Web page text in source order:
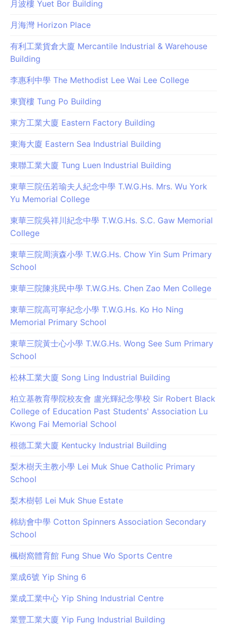
月波樓 Yuet Bor Building
月海灣 Horizon Place
有利工業貨倉大廈 Mercantile Industrial & Warehouse
Building
李惠利中學 The Methodist Lee Wai Lee College
東寶樓 Tung Po Building
東方工業大廈 Eastern Factory Building
東海大廈 Eastern Sea Industrial Building
東聯工業大廈 Tung Luen Industrial Building
東華三院伍若瑜夫人紀念中學 T.W.G.Hs. Mrs. Wu York
Yu Memorial College
東華三院吳祥川紀念中學 T.W.G.Hs. S.C. Gaw Memorial
College
東華三院周演森小學 T.W.G.Hs. Chow Yin Sum Primary
School
東華三院陳兆民中學 T.W.G.Hs. Chen Zao Men College
東華三院高可寧紀念小學 T.W.G.Hs. Ko Ho Ning
Memorial Primary School
東華三院黃士心小學 T.W.G.Hs. Wong See Sum Primary
School
松林工業大廈 Song Ling Industrial Building
柏立基教育學院校友會 盧光輝紀念學校 Sir Robert Black
College of Education Past Students' Association Lu
Kwong Fai Memorial School
根德工業大廈 Kentucky Industrial Building
梨木樹天主教小學 Lei Muk Shue Catholic Primary
School
梨木樹邨 Lei Muk Shue Estate
棉紡會中學 Cotton Spinners Association Secondary
School
楓樹窩體育館 Fung Shue Wo Sports Centre
業成6號 Yip Shing 6
業成工業中心 Yip Shing Industrial Centre
業豐工業大廈 Yip Fung Industrial Building